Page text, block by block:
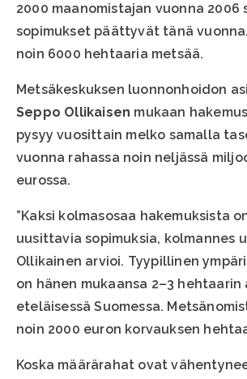
2000 maanomistajan vuonna 2006
sopimukset päättyvät tänä
noin 6000 hehtaaria metsää.
Metsäkeskuksen luonnonhoidon
Seppo Ollikaisen mukaan
pysyy vuosittain melko samalla
vuonna rahassa noin neljässä
eurossa.
”Kaksi kolmasosaa hakemuksista
uusittavia sopimuksia, kolmannes
Ollikainen arvioi. Tyypillinen
on hänen mukaansa 2–3 hehtaarin
eteläisessä Suomessa.
noin 2000 euron korvauksen
Koska määrärahat ovat